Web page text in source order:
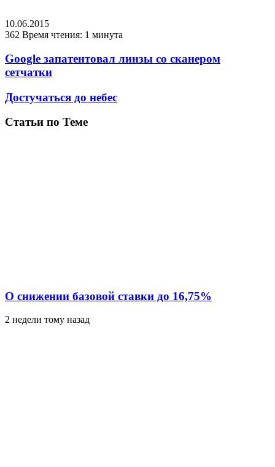
10.06.2015
362 Время чтения: 1 минута
Google запатентовал линзы со сканером
сетчатки
Достучаться до небес
Статьи по Теме
О снижении базовой ставки до 16,75%
2 недели тому назад